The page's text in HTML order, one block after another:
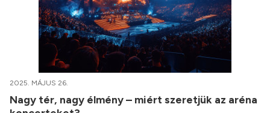
2025. MÁJUS 26.
Nagy tér, nagy élmény – miért szeretjük az aréna